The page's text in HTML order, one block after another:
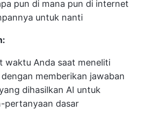
pun di mana pun di internet
untuk nanti
waktu Anda saat meneliti
memberikan jawaban
dihasilkan AI untuk
pertanyaan dasar